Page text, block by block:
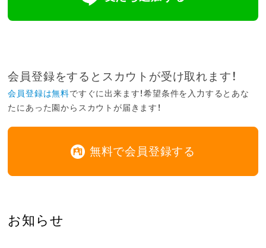
会員登録をするとスカウトが受け取れます！
会員登録は無料ですぐに出来ます！希望条件を入力するとあな
たにあった園からスカウトが届きます！
無料で会員登録する
お知らせ